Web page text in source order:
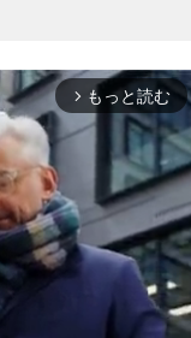
arrow_forward_ios もっと読む